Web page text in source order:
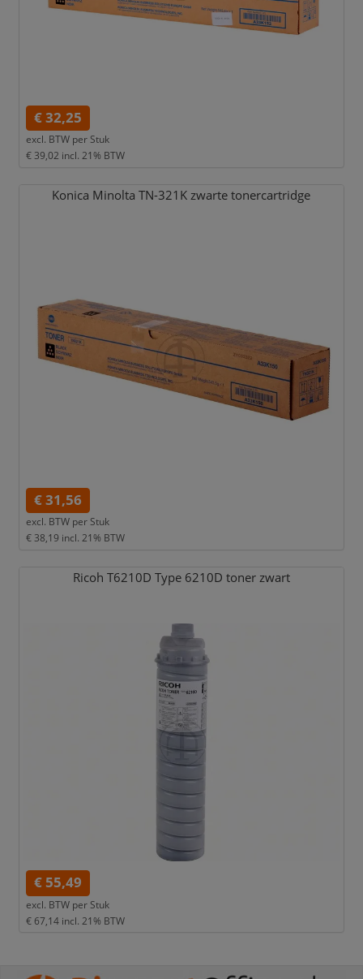
€ 32,25
excl. BTW per Stuk
€ 39,02 incl. 21% BTW
Konica Minolta TN-321K zwarte tonercartridge
€ 31,56
excl. BTW per Stuk
€ 38,19 incl. 21% BTW
Ricoh T6210D Type 6210D toner zwart
€ 55,49
excl. BTW per Stuk
€ 67,14 incl. 21% BTW